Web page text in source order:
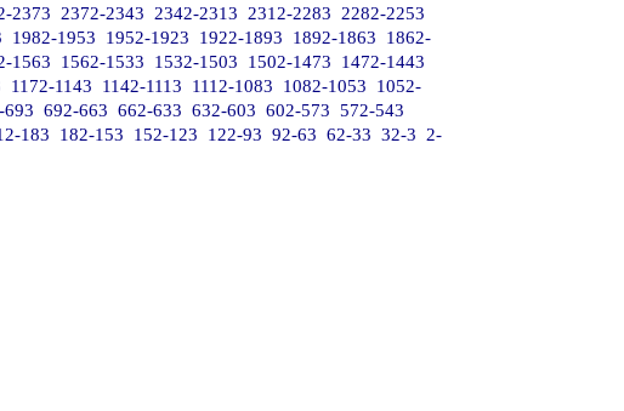
2373 2372-2343 2342-2313 2312-2283
2282-2253
1982-1953 1952-1923 1922-1893 1892-1863
1862-
1563 1562-1533 1532-1503 1502-1473
1472-1443
1172-1143 1142-1113 1112-1083 1082-1053
1052-
693 692-663 662-633 632-603 602-573 572-543
183 182-153 152-123 122-93 92-63 62-33 32-3
2-